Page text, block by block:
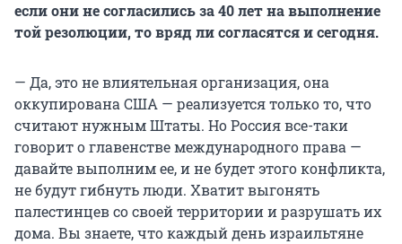
если они не согласились за 40 лет на выполнение
той резолюции, то вряд ли согласятся и сегодня.
— Да, это не влиятельная организация, она
оккупирована США — реализуется только то, что
считают нужным Штаты. Но Россия все-таки
говорит о главенстве международного права —
давайте выполним ее, и не будет этого конфликта,
не будут гибнуть люди. Хватит выгонять
палестинцев со своей территории и разрушать их
дома. Вы знаете, что каждый день израильтяне